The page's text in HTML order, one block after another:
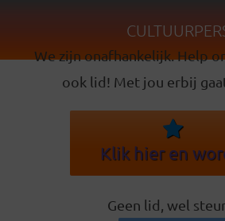
We zijn onafhankelijk. Help
ook lid! Met jou erbij
Klik hier en
Geen lid, wel